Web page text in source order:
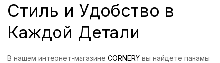
Стиль и Удобство в
Каждой Детали
В нашем интернет-магазине CORNERY вы найдете панамы